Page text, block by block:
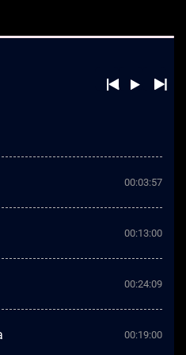
00:03:57
00:13:00
00:24:09
00:19:00